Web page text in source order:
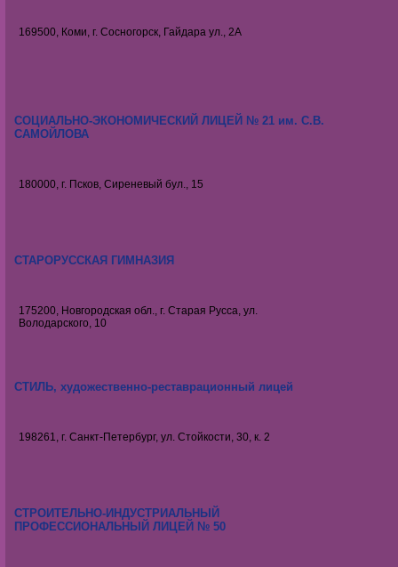
169500, Коми, г. Сосногорск, Гайдара ул., 2А
СОЦИАЛЬНО-ЭКОНОМИЧЕСКИЙ ЛИЦЕЙ № 21 им. С.В.
САМОЙЛОВА
180000, г. Псков, Сиреневый бул., 15
СТАРОРУССКАЯ ГИМНАЗИЯ
175200, Новгородская обл., г. Старая Русса, ул.
Володарского, 10
СТИЛЬ, художественно-реставрационный лицей
198261, г. Санкт-Петербург, ул. Стойкости, 30, к. 2
СТРОИТЕЛЬНО-ИНДУСТРИАЛЬНЫЙ
ПРОФЕССИОНАЛЬНЫЙ ЛИЦЕЙ № 50